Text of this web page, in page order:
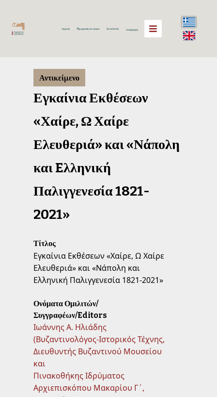
Αρχική Περιγραφή του έργου Συντελεστές Αναζήτηση
Εγκαίνια Εκθέσεων
«Χαίρε, Ω Χαίρε
Ελευθεριά» και «Νάπολη
και Eλληνική
Παλιγγενεσία 1821-
2021»
Αντικείμενο
Τίτλος
Εγκαίνια Εκθέσεων «Χαίρε, Ω Χαίρε
Ελευθεριά» και «Νάπολη και
Eλληνική Παλιγγενεσία 1821-2021»
Ονόματα Ομιλιτών/
Συγγραφέων/Editors
Ιωάννης Α. Ηλιάδης
(Βυζαντινολόγος-Ιστορικός Τέχνης,
Διευθυντής Βυζαντινού Μουσείου
και
Πινακοθήκης Ιδρύματος
Αρχιεπισκόπου Μακαρίου Γ΄,